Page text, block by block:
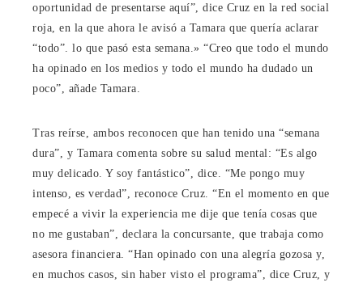
oportunidad de presentarse aquí”, dice Cruz en la red social
roja, en la que ahora le avisó a Tamara que quería aclarar
“todo”. lo que pasó esta semana.» “Creo que todo el mundo
ha opinado en los medios y todo el mundo ha dudado un
poco”, añade Tamara.
Tras reírse, ambos reconocen que han tenido una “semana
dura”, y Tamara comenta sobre su salud mental: “Es algo
muy delicado. Y soy fantástico”, dice. “Me pongo muy
intenso, es verdad”, reconoce Cruz. “En el momento en que
empecé a vivir la experiencia me dije que tenía cosas que
no me gustaban”, declara la concursante, que trabaja como
asesora financiera. “Han opinado con una alegría gozosa y,
en muchos casos, sin haber visto el programa”, dice Cruz, y